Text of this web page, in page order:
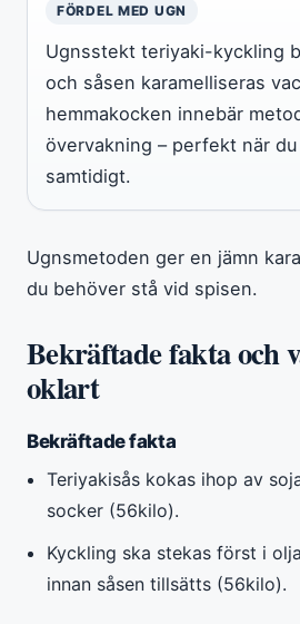
FÖRDEL MED UGN
Ugnsstekt teriyaki-kyckling
och såsen karamelliseras
hemmakocken innebär
övervakning – perfekt när
samtidigt.
Ugnsmetoden ger en jämn
du behöver stå vid spisen.
Bekräftade fakta och
oklart
Bekräftade fakta
Teriyakisås kokas ihop av
socker (56kilo).
Kyckling ska stekas först i
innan såsen tillsätts (56kilo).